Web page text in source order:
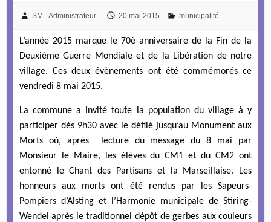
SM - Administrateur 20 mai 2015 municipalité
L’année 2015 marque le 70è anniversaire de la Fin de la
Deuxième Guerre Mondiale et de la Libération de notre
village. Ces deux évènements ont été commémorés ce
vendredi 8 mai 2015.
La commune a invité toute la population du village à y
participer dès 9h30 avec le défilé jusqu’au Monument aux
Morts où, après lecture du message du 8 mai par
Monsieur le Maire, les élèves du CM1 et du CM2 ont
entonné le Chant des Partisans et la Marseillaise. Les
honneurs aux morts ont été rendus par les Sapeurs-
Pompiers d’Alsting et l’Harmonie municipale de Stiring-
Wendel après le traditionnel dépôt de gerbes aux couleurs